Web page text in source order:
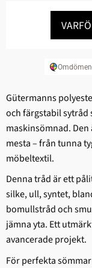
Gütermanns
och färgstabil sytråd
maskinsömnad.
mesta – från tunna
möbeltextil.
Denna tråd är ett
silke, ull, syntet,
bomullstråd och
jämna yta. Ett
avancerade projekt.
För perfekta